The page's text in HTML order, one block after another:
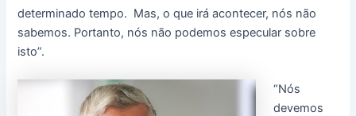
determinado tempo. Mas, o que irá acontecer, nós não
sabemos. Portanto, nós não podemos especular sobre
isto”.
“Nós
devemos